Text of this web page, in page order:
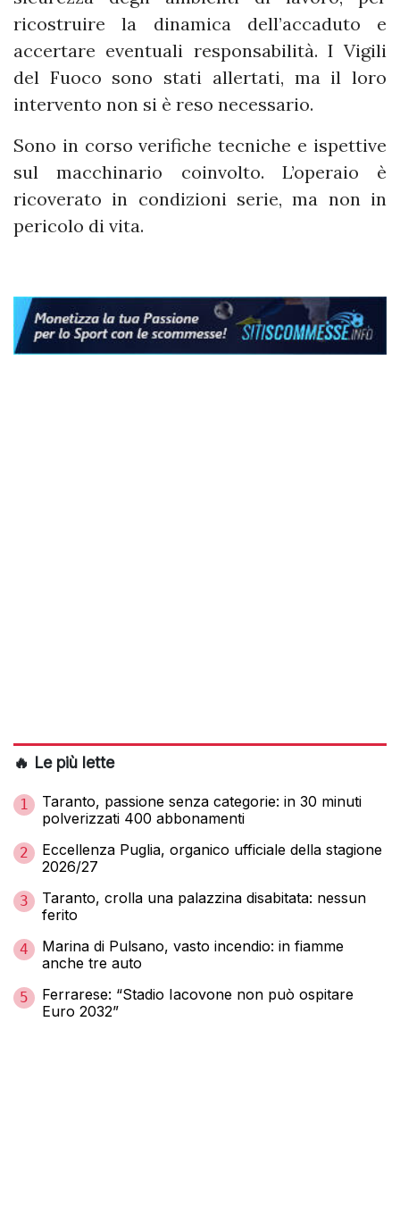
ricostruire la dinamica dell’accaduto e
accertare eventuali responsabilità. I Vigili
del Fuoco sono stati allertati, ma il loro
intervento non si è reso necessario.
Sono in corso verifiche tecniche e ispettive
sul macchinario coinvolto. L’operaio è
ricoverato in condizioni serie, ma non in
pericolo di vita.
🔥 Le più lette
1
Taranto, passione senza categorie: in 30 minuti
polverizzati 400 abbonamenti
2
Eccellenza Puglia, organico ufficiale della stagione
2026/27
3
Taranto, crolla una palazzina disabitata: nessun
ferito
4
Marina di Pulsano, vasto incendio: in fiamme
anche tre auto
5
Ferrarese: “Stadio Iacovone non può ospitare
Euro 2032”